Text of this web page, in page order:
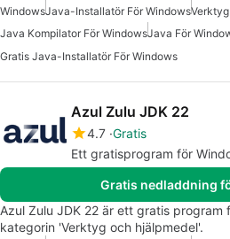
WindowsJava-Installatör För Windows
Java Kompilator För WindowsJava För
Gratis Java-Installatör För Windows
Azul Zulu JDK 22
4.7 Gratis
Ett gratisprogram för
Gratis nedladdning
Azul Zulu JDK 22 är ett gratis program
kategorin 'Verktyg och hjälpmedel'.